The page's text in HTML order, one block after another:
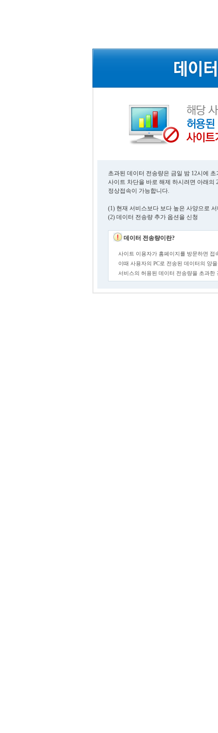
초과된 데이터 전송량은 금일 밤 12시에
사이트 차단을 바로 해제 하시려면 아래의
정상접속이 가능합니다.
(1) 현재 서비스보다 보다 높은 사양으로
(2) 데이터 전송량 추가 옵션을 신청
데이터 전송량이란?
사이트 이용자가 홈페이지를 방문하면 접
이때 사용자의 PC로 전송된 데이터의 양
서비스의 허용된 데이터 전송량을 초과